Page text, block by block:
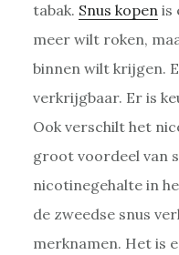
tabak. Snus kopenis
meer wilt roken,
binnen wilt krijgen.
verkrijgbaar. Er is
Ook verschilt het
groot voordeel van
nicotinegehalte in
de zweedse snus
merknamen. Het is